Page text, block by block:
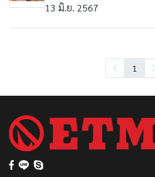
13 มิ.ย. 2567
1